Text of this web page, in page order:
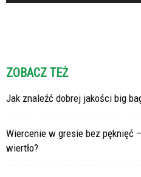
ZOBACZ TEŻ
Jak znaleźć dobrej jakości big
Wiercenie w gresie bez pęknięć
wiertło?